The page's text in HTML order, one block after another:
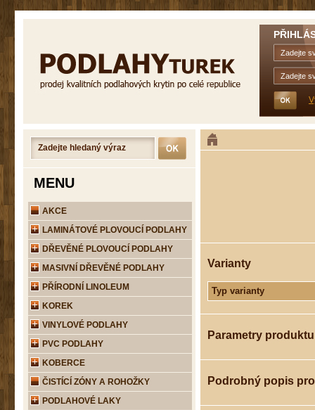
Varianty
Typ varianty
Parametry produktu
Podrobný popis
MENU
AKCE
LAMINÁTOVÉ PLOVOUCÍ PODLAHY
DŘEVĚNÉ PLOVOUCÍ PODLAHY
MASIVNÍ DŘEVĚNÉ PODLAHY
PŘÍRODNÍ LINOLEUM
KOREK
VINYLOVÉ PODLAHY
PVC PODLAHY
KOBERCE
ČISTÍCÍ ZÓNY A ROHOŽKY
PODLAHOVÉ LAKY